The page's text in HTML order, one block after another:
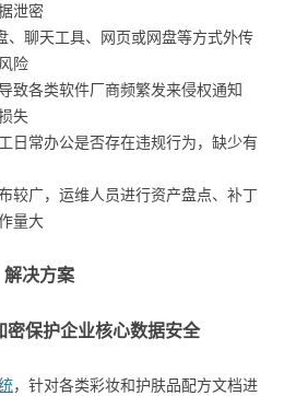
泄密
、聊天工具、网页或网盘等方式外传
险
致各类软件厂商频繁发来侵权通知
失
日常办公是否存在违规行为，缺少有
较广，运维人员进行资产盘点、补丁
量大
解决方案
保护企业核心数据安全
，针对各类彩妆和护肤品配方文档进